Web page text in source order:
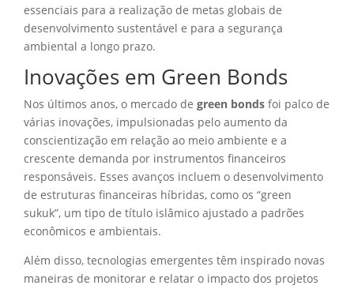
essenciais para a realização de metas globais de
desenvolvimento sustentável e para a segurança
ambiental a longo prazo.
Inovações em Green Bonds
Nos últimos anos, o mercado de green bonds foi palco de
várias inovações, impulsionadas pelo aumento da
conscientização em relação ao meio ambiente e a
crescente demanda por instrumentos financeiros
responsáveis. Esses avanços incluem o desenvolvimento
de estruturas financeiras híbridas, como os “green
sukuk”, um tipo de título islâmico ajustado a padrões
econômicos e ambientais.
Além disso, tecnologias emergentes têm inspirado novas
maneiras de monitorar e relatar o impacto dos projetos